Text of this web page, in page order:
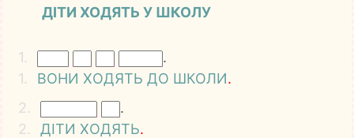
ДІТИ ХОДЯТЬ У ШКОЛУ
1.
.
1.
ВОНИ ХОДЯТЬ ДО ШКОЛИ.
2.
.
2.
ДІТИ ХОДЯТЬ.